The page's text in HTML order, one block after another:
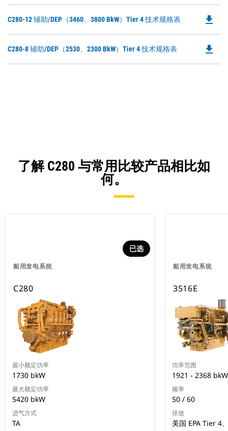
C280-12 辅助/DEP（3460、3800 BkW）Tier 4 技术规格表
a
file_download
C280-8 辅助/DEP（2530、2300 BkW）Tier 4 技术规格表 file_download
了解 C280 与常用比较产品相比如
何。
船用发电系统
已选
C280
最小额定功率
1730 bkW
最大额定功率
5420 bkW
进气方式
TA
船用发电系统
3516E
功率范围
1921 - 2368 bkW
频率
50 / 60
排放
美国 EPA Tier 4